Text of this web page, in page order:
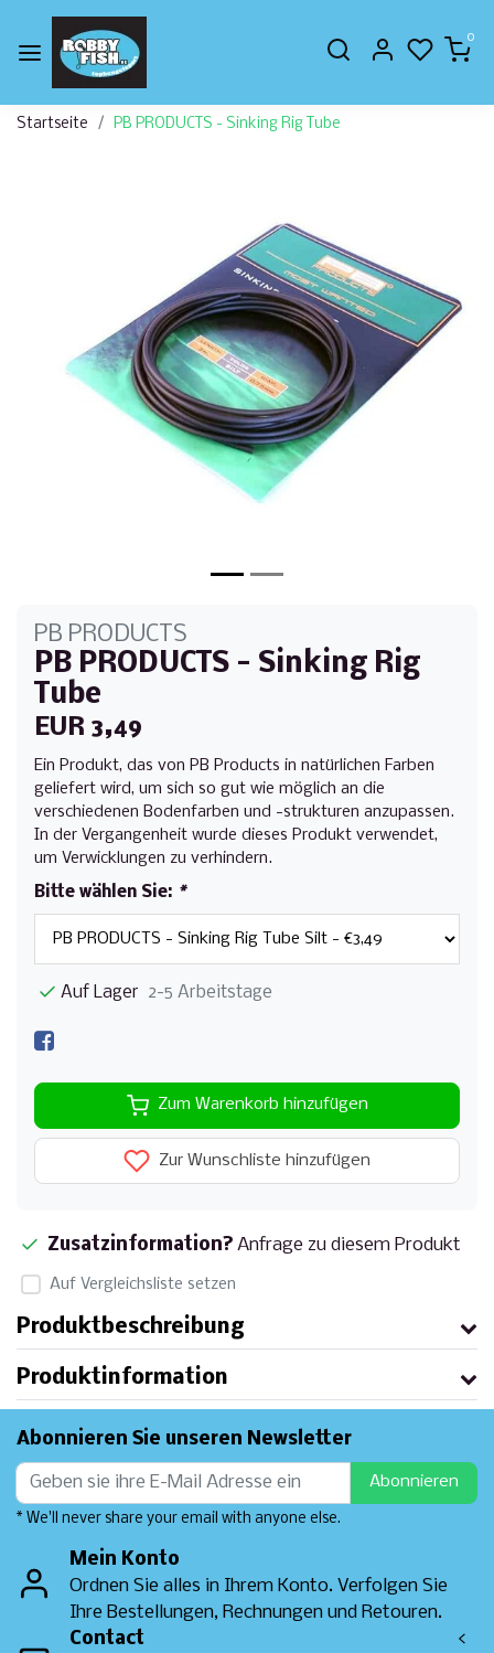
0
Startseite PB PRODUCTS - Sinking Rig Tube
Zurück
PB PRODUCTS
PB PRODUCTS - Sinking Rig
Tube
EUR 3,49
Ein Produkt, das von PB Products in natürlichen Farben
geliefert wird, um sich so gut wie möglich an die
verschiedenen Bodenfarben und -strukturen anzupassen.
In der Vergangenheit wurde dieses Produkt verwendet,
um Verwicklungen zu verhindern.
Bitte wählen Sie: *
Auf Lager 2-5 Arbeitstage
Zum Warenkorb hinzufügen
Zur Wunschliste hinzufügen
Zusatzinformation? Anfrage zu diesem Produkt
Auf Vergleichsliste setzen
Produktbeschreibung
Produktinformation
Abonnieren Sie unseren Newsletter
Abonnieren
* We'll never share your email with anyone else.
Mein Konto
Ordnen Sie alles in Ihrem Konto. Verfolgen Sie
Ihre Bestellungen, Rechnungen und Retouren.
Contact
<